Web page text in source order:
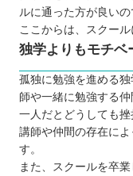
ルに通った方が良いの
ここからは、スクー
独学よりもモチベ
孤独に勉強を進める
師や一緒に勉強する仲
一人だとどうしても
講師や仲間の存在に
す。
また、スクールを卒